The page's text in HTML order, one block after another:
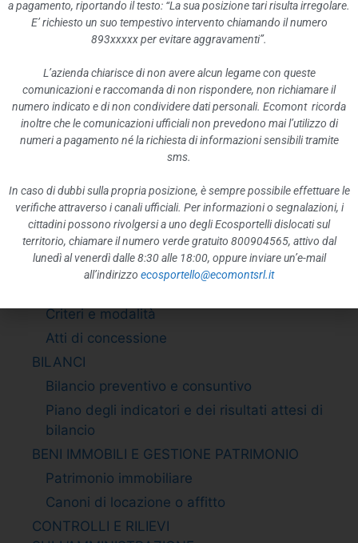
Adempimento L. 190/2012 art. 1 c.32
Riepilogo contratti
Bandi di gara
Informazioni sulle singole procedure in
formato tabellare
Atti delle amministrazioni aggiudicatrici e
degli enti aggiudicatori distintamente per
ogni procedura
Elenco delle soluzioni tecnologiche
adottate per l’automatizzazione delle
proprie attività
SOVVENZIONI, CONTRIBUTI, SUSSIDI,
Criteri e modalità
Atti di concessione
BILANCI
Bilancio preventivo e consuntivo
Piano degli indicatori e dei risultati attesi di
bilancio
BENI IMMOBILI E GESTIONE PATRIMONIO
Patrimonio immobiliare
Canoni di locazione o affitto
CONTROLLI E RILIEVI
a pagamento, riportando il testo: “La sua posizione tari risulta irregolare.
E’ richiesto un suo tempestivo intervento chiamando il numero
893xxxxx per evitare aggravamenti”.
L’azienda chiarisce di non avere alcun legame con queste
comunicazioni e raccomanda di non rispondere, non richiamare il
numero indicato e di non condividere dati personali. Ecomont ricorda
inoltre che le comunicazioni ufficiali non prevedono mai l’utilizzo di
numeri a pagamento né la richiesta di informazioni sensibili tramite
sms.
In caso di dubbi sulla propria posizione, è sempre possibile effettuare le
verifiche attraverso i canali ufficiali. Per informazioni o segnalazioni, i
cittadini possono rivolgersi a uno degli Ecosportelli dislocati sul
territorio, chiamare il numero verde gratuito 800904565, attivo dal
lunedì al venerdì dalle 8:30 alle 18:00, oppure inviare un’e-mail
all’indirizzo ecosportello@ecomontsrl.it